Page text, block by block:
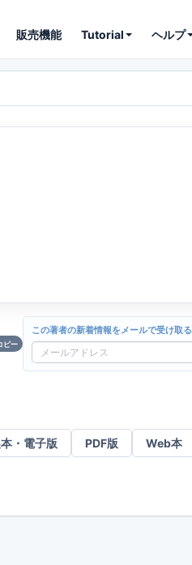
販売機能 Tutorial ヘルプ
ピー
この著者の新着情報をメールで受け取る
メ
ド
レ
・電子版 PDF版 Web本